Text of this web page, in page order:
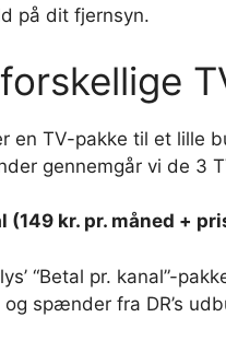
på dit fjernsyn.
en TV-pakke til et lille
gennemgår vi de 3
(149 kr. pr. måned +
“Betal pr. kanal”-
spænder fra DR’s